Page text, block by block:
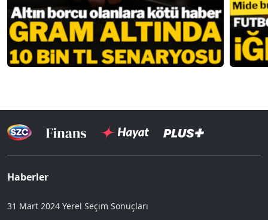
Haberler
31 Mart 2024 Yerel Seçim Sonuçları